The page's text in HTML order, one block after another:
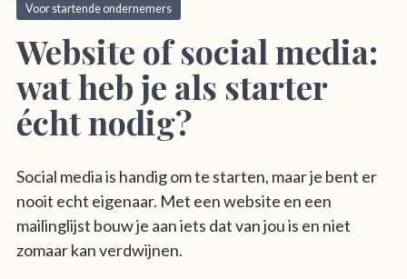
Voor startende ondernemers
Website of social media:
wat heb je als starter
écht nodig?
Social media is handig om te starten, maar je bent er
nooit echt eigenaar. Met een website en een
mailinglijst bouw je aan iets dat van jou is en niet
zomaar kan verdwijnen.